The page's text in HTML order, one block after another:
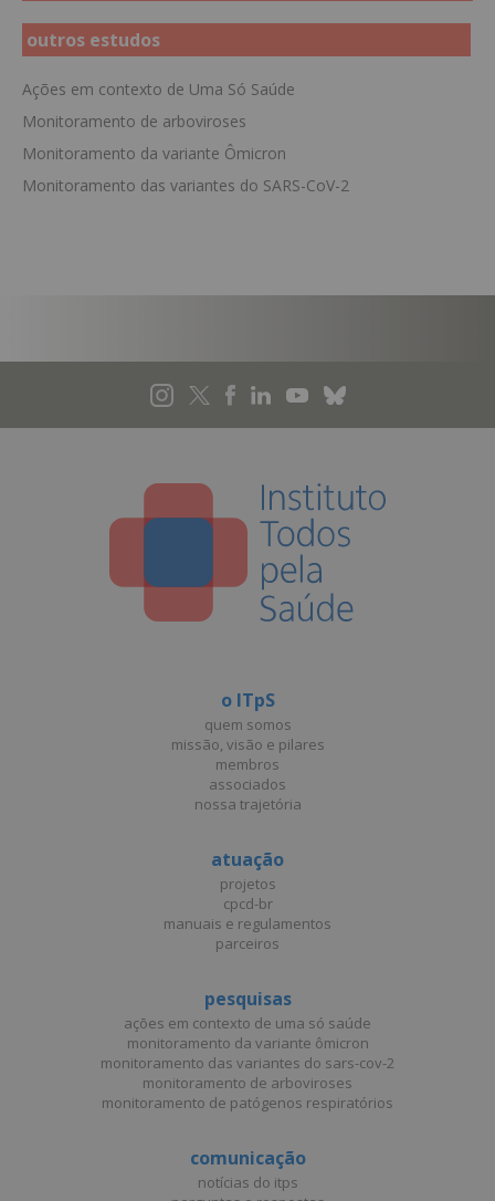
outros estudos
Ações em contexto de Uma Só Saúde
Monitoramento de arboviroses
Monitoramento da variante Ômicron
Monitoramento das variantes do SARS-CoV-2
o ITpS
quem somos
missão, visão e pilares
membros
associados
nossa trajetória
atuação
projetos
cpcd-br
manuais e regulamentos
parceiros
pesquisas
ações em contexto de uma só saúde
monitoramento da variante ômicron
monitoramento das variantes do sars-cov-2
monitoramento de arboviroses
monitoramento de patógenos respiratórios
comunicação
notícias do itps